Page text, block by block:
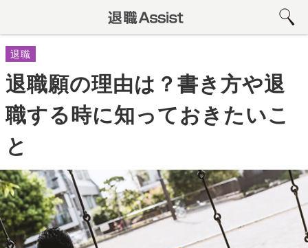
退職
退職願の理由は？書き方や退
職する時に知っておきたいこ
と